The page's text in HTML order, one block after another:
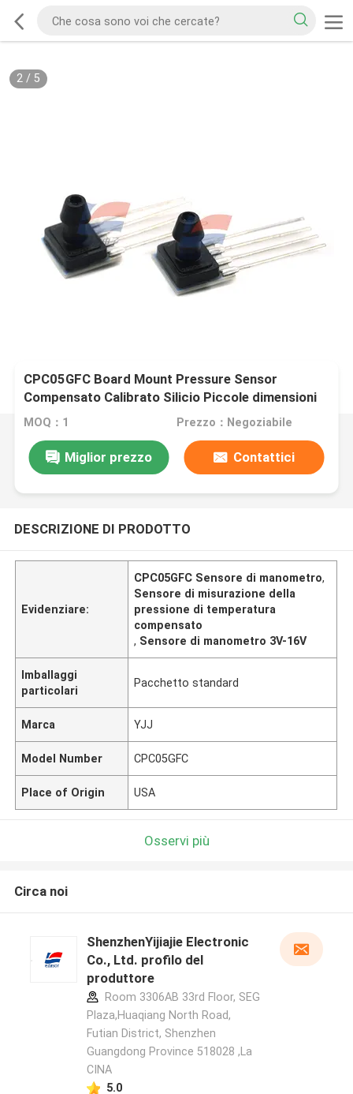
2/ 5
CPC05GFC Board Mount Pressure Sensor
Compensato Calibrato Silicio Piccole dimensioni
MOQ：1 Prezzo：Negoziabile
Miglior prezzo Contattici
DESCRIZIONE DI PRODOTTO
Evidenziare:
CPC05GFC Sensore di manometro,
Sensore di misurazione della
pressione di temperatura
compensato
, Sensore di manometro 3V-16V
Imballaggi
particolari
Pacchetto standard
Marca YJJ
Model Number CPC05GFC
Place of Origin USA
Osservi più
Circa noi
ShenzhenYijiajie Electronic
Co., Ltd. profilo del
produttore
Room 3306AB 33rd Floor, SEG
Plaza,Huaqiang North Road,
Futian District, Shenzhen
Guangdong Province 518028 ,La
CINA
5.0